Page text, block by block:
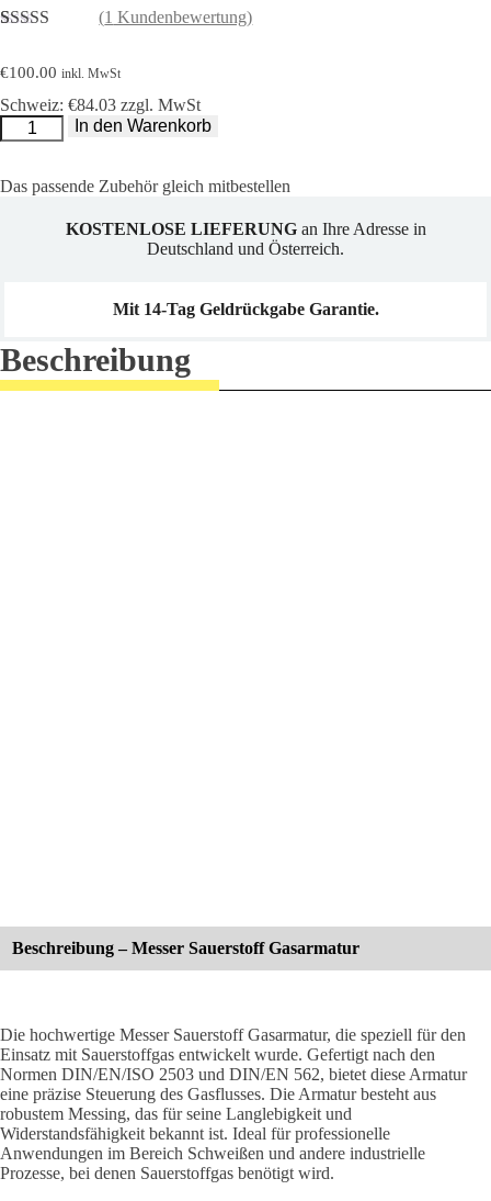
basierend auf
Kundenbewertung
(1 Kundenbewertung)
€100.00 inkl. MwSt
Schweiz: €84.03 zzgl. MwSt
Messer
Sauerstoff
In den Warenkorb
Das passende Zubehör gleich mitbestellen
KOSTENLOSE LIEFERUNGan Ihre Adresse in
Deutschland und Österreich.
Mit 14-Tag Geldrückgabe Garantie.
Beschreibung
Beschreibung – Messer Sauerstoff Gasarmatur
Die hochwertige Messer Sauerstoff Gasarmatur, die speziell für den
Einsatz mit Sauerstoffgas entwickelt wurde. Gefertigt nach den
Normen DIN/EN/ISO 2503 und DIN/EN 562, bietet diese Armatur
eine präzise Steuerung des Gasflusses. Die Armatur besteht aus
robustem Messing, das für seine Langlebigkeit und
Widerstandsfähigkeit bekannt ist. Ideal für professionelle
Anwendungen im Bereich Schweißen und andere industrielle
Prozesse, bei denen Sauerstoffgas benötigt wird.